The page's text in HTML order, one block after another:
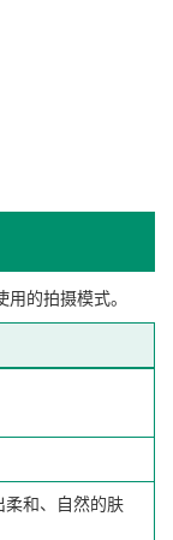
用的拍摄模式。
柔和、自然的肤